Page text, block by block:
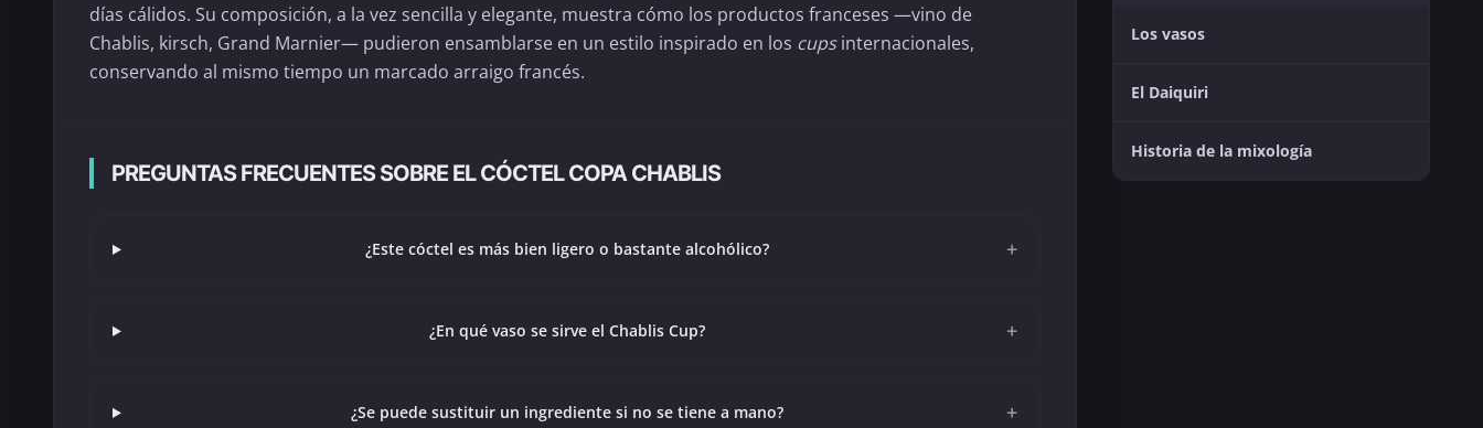
días cálidos. Su composición, a la vez sencilla y elegante, muestra cómo los productos franceses —vino de
Chablis, kirsch, Grand Marnier— pudieron ensamblarse en un estilo inspirado en los cupsinternacionales,
conservando al mismo tiempo un marcado arraigo francés.
PREGUNTAS FRECUENTES SOBRE EL CÓCTEL COPA CHABLIS
¿Este cóctel es más bien ligero o bastante alcohólico? +
¿En qué vaso se sirve el Chablis Cup? +
¿Se puede sustituir un ingrediente si no se tiene a mano? +
Los vasos
El Daiquiri
Historia de la mixología